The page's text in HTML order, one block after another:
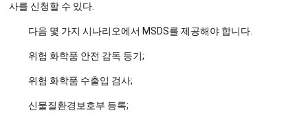
사를 신청할 수 있다.
다음 몇 가지 시나리오에서 MSDS를 제공해야 합니다.
위험 화학품 안전 감독 등기;
위험 화학품 수출입 검사;
신물질환경보호부 등록;